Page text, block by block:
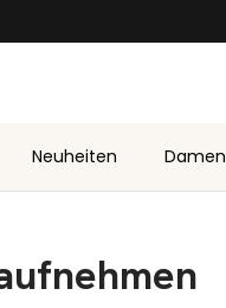
Neuheiten Damen